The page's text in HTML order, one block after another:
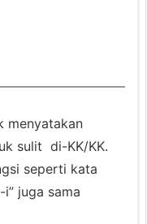
menyatakan
sulit di-KK/KK.
seperti kata
juga sama